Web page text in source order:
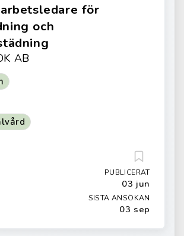
för
och
AB
PUBLICERAT
03 jun
SISTA ANSÖKAN
03 sep